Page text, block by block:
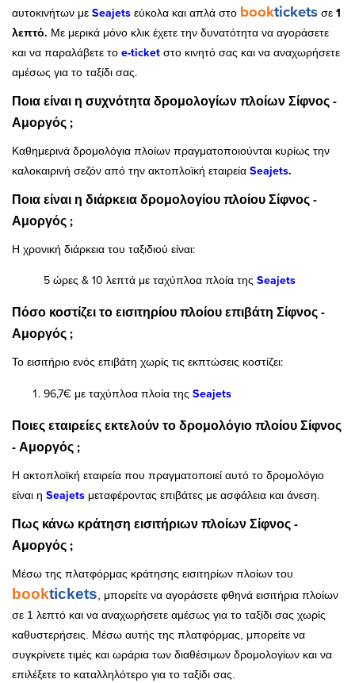
αυτοκινήτων με Seajets εύκολα και απλά στο booktickets σε 1
λεπτό. Με μερικά μόνο κλικ έχετε την δυνατότητα να αγοράσετε
και να παραλάβετε το e-ticket στο κινητό σας και να αναχωρήσετε
αμέσως για το ταξίδι σας.
Ποια είναι η συχνότητα δρομολογίων πλοίων Σίφνος -
Αμοργός ;
Καθημερινά δρομολόγια πλοίων πραγματοποιούνται κυρίως την
καλοκαιρινή σεζόν από την ακτοπλοϊκή εταιρεία Seajets.
Ποια είναι η διάρκεια δρομολογίου πλοίου Σίφνος -
Αμοργός ;
Η χρονική διάρκεια του ταξιδιού είναι:
5 ώρες & 10 λεπτά με ταχύπλοα πλοία της Seajets
Πόσο κοστίζει το εισιτηρίου πλοίου επιβάτη Σίφνος -
Αμοργός ;
Το εισιτήριο ενός επιβάτη χωρίς τις εκπτώσεις κοστίζει:
96,7€ με ταχύπλοα πλοία της Seajets
Ποιες εταιρείες εκτελούν το δρομολόγιο πλοίου Σίφνος
- Αμοργός ;
Η ακτοπλοϊκή εταιρεία που πραγματοποιεί αυτό το δρομολόγιο
είναι η Seajets μεταφέροντας επιβάτες με ασφάλεια και άνεση.
Πως κάνω κράτηση εισιτήριων πλοίων Σίφνος -
Αμοργός ;
Μέσω της πλατφόρμας κράτησης εισιτηρίων πλοίων του
booktickets , μπορείτε να αγοράσετε φθηνά εισιτήρια πλοίων
σε 1 λεπτό και να αναχωρήσετε αμέσως για το ταξίδι σας χωρίς
καθυστερήσεις. Μέσω αυτής της πλατφόρμας, μπορείτε να
συγκρίνετε τιμές και ωράρια των διαθέσιμων δρομολογίων και να
επιλέξετε το καταλληλότερο για το ταξίδι σας.